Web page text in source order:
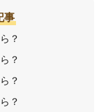
事
？
？
？
？